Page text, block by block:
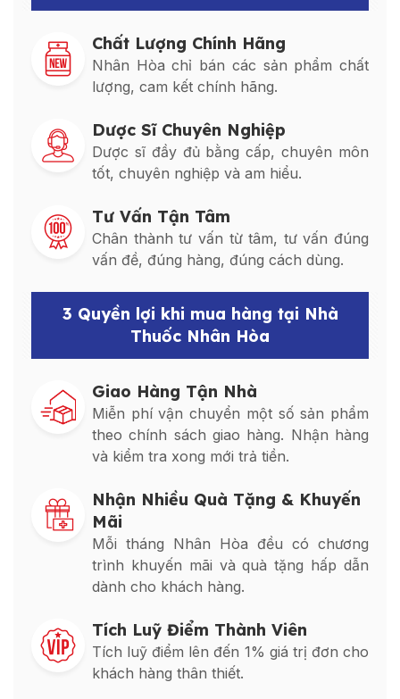
Chất Lượng Chính Hãng
Nhân Hòa chỉ bán các sản phẩm chất
lượng, cam kết chính hãng.
Dược Sĩ Chuyên Nghiệp
Dược sĩ đầy đủ bằng cấp, chuyên môn
tốt, chuyên nghiệp và am hiểu.
Tư Vấn Tận Tâm
Chân thành tư vấn từ tâm, tư vấn đúng
vấn đề, đúng hàng, đúng cách dùng.
3 Quyền lợi khi mua hàng tại Nhà
Thuốc Nhân Hòa
Giao Hàng Tận Nhà
Miễn phí vận chuyển một số sản phẩm
theo chính sách giao hàng. Nhận hàng
và kiểm tra xong mới trả tiền.
Nhận Nhiều Quà Tặng & Khuyến
Mãi
Mỗi tháng Nhân Hòa đều có chương
trình khuyến mãi và quà tặng hấp dẫn
dành cho khách hàng.
Tích Luỹ Điểm Thành Viên
Tích luỹ điểm lên đến 1% giá trị đơn cho
khách hàng thân thiết.